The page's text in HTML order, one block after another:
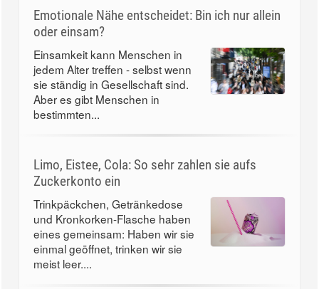
Emotionale Nähe entscheidet: Bin ich nur allein
oder einsam?
Einsamkeit kann Menschen in
jedem Alter treffen - selbst wenn
sie ständig in Gesellschaft sind.
Aber es gibt Menschen in
bestimmten...
Limo, Eistee, Cola: So sehr zahlen sie aufs
Zuckerkonto ein
Trinkpäckchen, Getränkedose
und Kronkorken-Flasche haben
eines gemeinsam: Haben wir sie
einmal geöffnet, trinken wir sie
meist leer....